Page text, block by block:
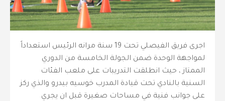
اجرى فريق الفيصلي تحت 19 سنة مرانه الرئيس استعداداً
لمواجهة الوحدة ضمن الجولة الخامسة من الدوري
الممتاز ، حيث انطلقت التدريبات على ملعب الفئات
السنية بالنادي تحت قيادة المدرب خوسيه بيدرو والذي ركز
على جوانب فنية في مساحات صغيرة قبل ان يجري